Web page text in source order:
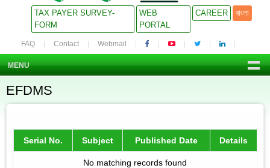
TAX PAYER SURVEY-
FORM
WEB
PORTAL
CAREER বাংলা
FAQ Contact Webmail
MENU
EFDMS
Serial No. Subject Published Date Details
No matching records found